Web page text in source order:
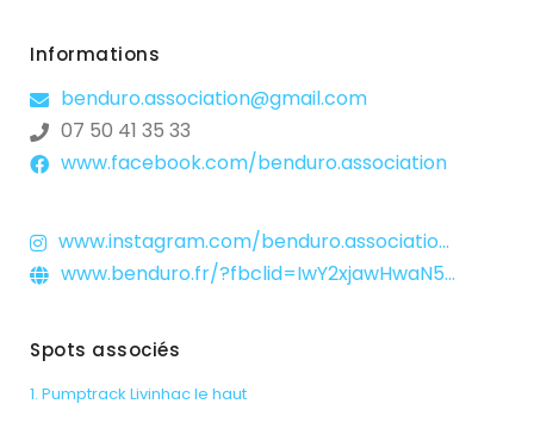
Informations
benduro.association@gmail.com
07 50 41 35 33
www.facebook.com/benduro.association
www.instagram.com/benduro.association?fbclid=IwY2xjawHwaNtleHRuA2FlbQIxMAABHXAjwkOF0WaNlxR7bUuMmlDL-S15B_HbsUtTVdsYyMp1zQ7lmXF-RCjCrg_aem_4qEOZTGpseRvuTa9y08mNg
www.benduro.fr/?fbclid=IwY2xjawHwaN5leHRuA2FlbQIxMAABHfsW5FH5vH3a837Ghbc7yv9fAKnc6dP04V_1NDh7egkqholU68oW1l56qw_aem__0nYbTompdLmVWhWnspyoQ
Spots associés
1. Pumptrack Livinhac le haut